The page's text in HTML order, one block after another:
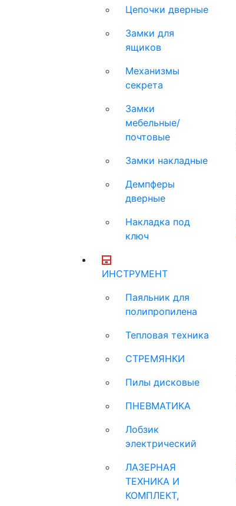
Цепочки дверные
Замки для
ящиков
Механизмы
секрета
Замки
мебельные/
почтовые
Замки накладные
Демпферы
дверные
Накладка под
ключ
ИНСТРУМЕНТ
Паяльник для
полипропилена
Тепловая техника
СТРЕМЯНКИ
Пилы дисковые
ПНЕВМАТИКА
Лобзик
электрический
ЛАЗЕРНАЯ
ТЕХНИКА И
КОМПЛЕКТ,